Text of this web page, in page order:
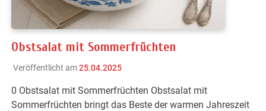
Obstsalat mit Sommerfrüchten
Veröffentlicht am25.04.2025
0 Obstsalat mit Sommerfrüchten Obstsalat mit
Sommerfrüchten bringt das Beste der warmen Jahreszeit